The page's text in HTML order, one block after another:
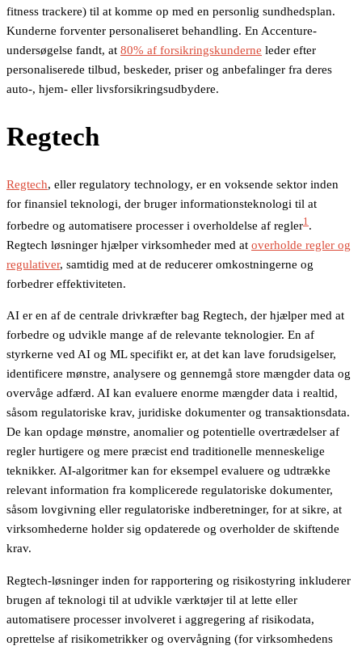
fitness trackere) til at komme op med en personlig sundhedsplan.
Kunderne forventer personaliseret behandling. En Accenture-
undersøgelse fandt, at 80% af forsikringskunderne leder efter
personaliserede tilbud, beskeder, priser og anbefalinger fra deres
auto-, hjem- eller livsforsikringsudbydere.
Regtech
Regtech, eller regulatory technology, er en voksende sektor inden
for finansiel teknologi, der bruger informationsteknologi til at
forbedre og automatisere processer i overholdelse af regler1.
Regtech løsninger hjælper virksomheder med at overholde regler og
regulativer, samtidig med at de reducerer omkostningerne og
forbedrer effektiviteten.
AI er en af de centrale drivkræfter bag Regtech, der hjælper med at
forbedre og udvikle mange af de relevante teknologier. En af
styrkerne ved AI og ML specifikt er, at det kan lave forudsigelser,
identificere mønstre, analysere og gennemgå store mængder data og
overvåge adfærd. AI kan evaluere enorme mængder data i realtid,
såsom regulatoriske krav, juridiske dokumenter og transaktionsdata.
De kan opdage mønstre, anomalier og potentielle overtrædelser af
regler hurtigere og mere præcist end traditionelle menneskelige
teknikker. AI-algoritmer kan for eksempel evaluere og udtrække
relevant information fra komplicerede regulatoriske dokumenter,
såsom lovgivning eller regulatoriske indberetninger, for at sikre, at
virksomhederne holder sig opdaterede og overholder de skiftende
krav.
Regtech-løsninger inden for rapportering og risikostyring inkluderer
brugen af teknologi til at udvikle værktøjer til at lette eller
automatisere processer involveret i aggregering af risikodata,
oprettelse af risikometrikker og overvågning (for virksomhedens